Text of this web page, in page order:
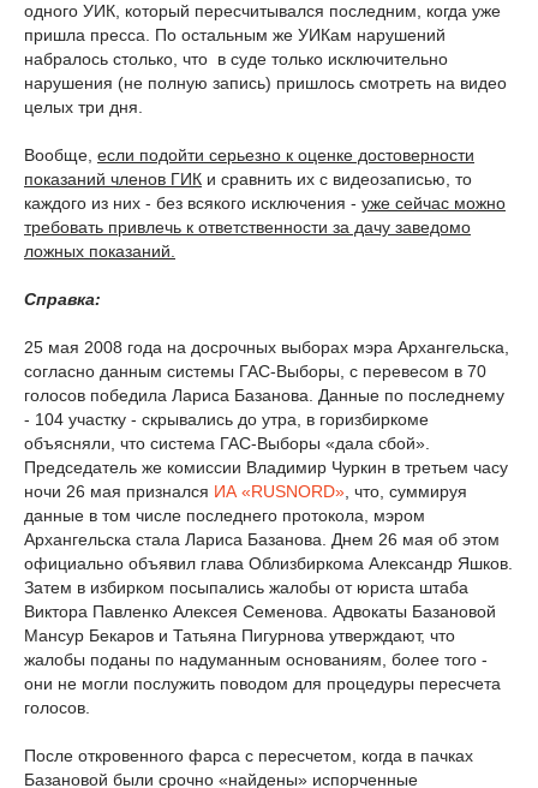
одного УИК, который пересчитывался последним, когда уже
пришла пресса. По остальным же УИКам нарушений
набралось столько, что в суде только исключительно
нарушения (не полную запись) пришлось смотреть на видео
целых три дня.
Вообще, если подойти серьезно к оценке достоверности
показаний членов ГИК и сравнить их с видеозаписью, то
каждого из них - без всякого исключения - уже сейчас можно
требовать привлечь к ответственности за дачу заведомо
ложных показаний.
Справка:
25 мая 2008 года на досрочных выборах мэра Архангельска,
согласно данным системы ГАС-Выборы, с перевесом в 70
голосов победила Лариса Базанова. Данные по последнему
- 104 участку - скрывались до утра, в горизбиркоме
объясняли, что система ГАС-Выборы «дала сбой».
Председатель же комиссии Владимир Чуркин в третьем часу
ночи 26 мая признался ИА «RUSNORD» , что, суммируя
данные в том числе последнего протокола, мэром
Архангельска стала Лариса Базанова. Днем 26 мая об этом
официально объявил глава Облизбиркома Александр Яшков.
Затем в избирком посыпались жалобы от юриста штаба
Виктора Павленко Алексея Семенова. Адвокаты Базановой
Мансур Бекаров и Татьяна Пигурнова утверждают, что
жалобы поданы по надуманным основаниям, более того -
они не могли послужить поводом для процедуры пересчета
голосов.
После откровенного фарса с пересчетом, когда в пачках
Базановой были срочно «найдены» испорченные